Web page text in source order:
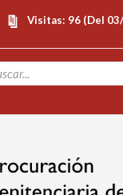
Visitas: 96 (Del